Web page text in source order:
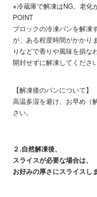
※冷蔵庫で解凍はNG。老化
POINT
ブロックの冷凍パンを解凍
が、ある程度時間がかかり
りなどで香りや風味を損な
開封せずに解凍してください
【解凍後のパンについて】
高温多湿を避け、お早め（
さい。
２.自然解凍後、
スライスが必要な場合は、
お好みの厚さにスライスし